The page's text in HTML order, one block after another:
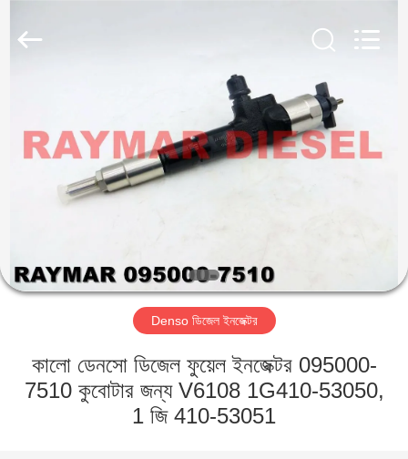
পণ্য
আমাদের
কারখানা
মান
LTD.
Denso ডিজেল ইনজেক্টর
কালো ডেনসো ডিজেল ফুয়েল ইনজেক্টর 095000-
7510 কুবোটার জন্য V6108 1G410-53050,
1 জি 410-53051